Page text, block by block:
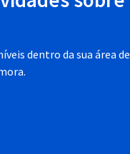
dentro da sua área de